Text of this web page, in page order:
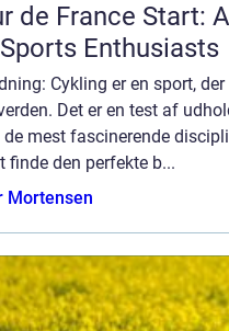
de France Start:
Enthusiasts
Cykling er en sport,
Det er en test af
mest fascinerende
finde den perfekte b...
Mortensen